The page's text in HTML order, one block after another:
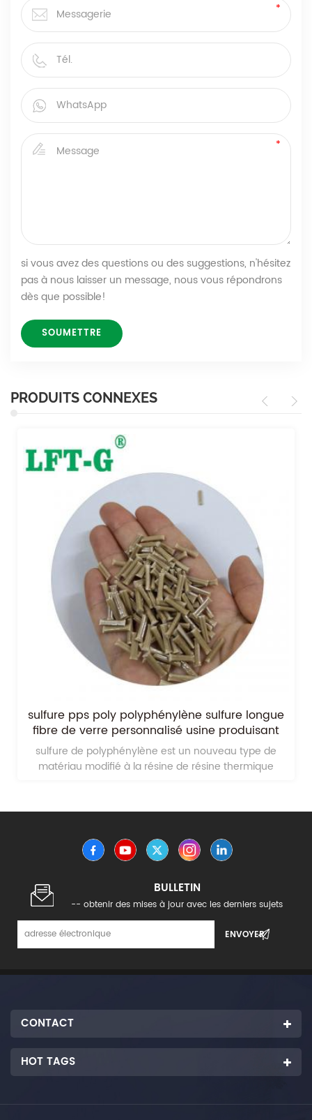
si vous avez des questions ou des suggestions, n'hésitez
pas à nous laisser un message, nous vous répondrons
dès que possible!
PRODUITS CONNEXES
ingénieur polyphénylène sulfure renforcé
des fibres de verre longues
ingénieur rempli de fibres de verre longues
renforcéesest un type de matériaux plastiques
BULLETIN
-- obtenir des mises à jour avec les derniers sujets
CONTACT
HOT TAGS